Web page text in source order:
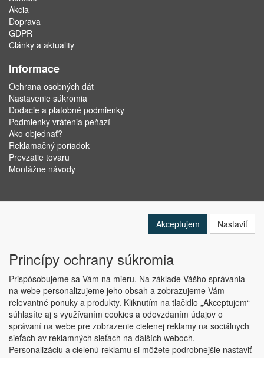
Akcia
Doprava
GDPR
Články a aktuality
Informace
Ochrana osobných dát
Nastavenie súkromia
Dodacie a platobné podmienky
Podmienky vrátenia peňazí
Ako objednať?
Reklamačný poriadok
Prevzatie tovaru
Montážne návody
Copyright © ABRA Software a.s. 2019
Akceptujem Nastaviť
Princípy ochrany súkromia
Prispôsobujeme sa Vám na mieru. Na základe Vášho správania
na webe personalizujeme jeho obsah a zobrazujeme Vám
relevantné ponuky a produkty. Kliknutím na tlačidlo „Akceptujem“
súhlasíte aj s využívaním cookies a odovzdaním údajov o
správaní na webe pre zobrazenie cielenej reklamy na sociálnych
sieťach av reklamných sieťach na ďalších weboch.
Personalizáciu a cielenú reklamu si môžete podrobnejšie nastaviť